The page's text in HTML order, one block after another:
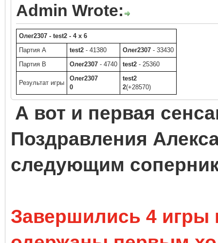
Admin Wrote:
Олег2307 - test2 - 4 x 6
Партия A
test2 - 41380 Олег2307 - 33430
Партия B
Олег2307 - 4740 test2 - 25360
Результат игры
Олег2307
0
test2
2(+28570)
А вот и первая
Поздравления
следующим
Завершились 4 игры